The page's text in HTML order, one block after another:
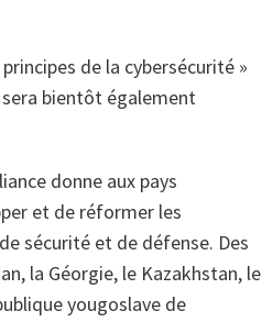
de la cybersécurité »
bientôt également
donne aux pays
et de réformer les
sécurité et de défense. Des
la Géorgie, le Kazakhstan, le
yougoslave de